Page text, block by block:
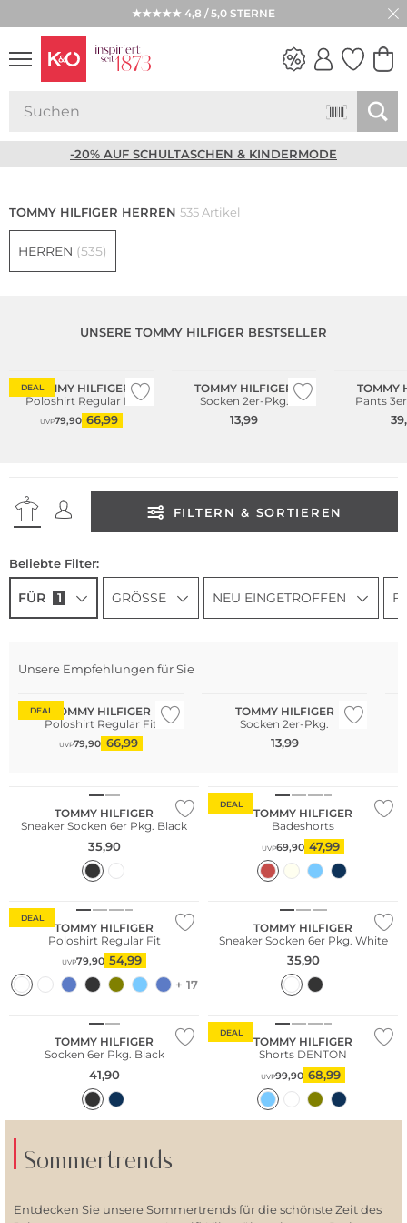
★★★★★ 4,8 / 5,0 STERNE
-20% AUF SCHULTASCHEN & KINDERMODE
TOMMY HILFIGER HERREN 535 Artikel
HERREN (535)
UNSERE TOMMY HILFIGER BESTSELLER
DEALTOMMY HILFIGER
Poloshirt Regular Fit
UVP79,90 66,99
Multi Pack
TOMMY HILFIGER
Socken 2er-Pkg.
13,99
TOMMY
Pants
FILTERN & SORTIEREN
Beliebte Filter:
FÜR 1 GRÖSSE NEU EINGETROFFEN
Unsere Empfehlungen für Sie
DEAL
Große Größen
TOMMY HILFIGER
Poloshirt Regular Fit
UVP79,90 66,99
TOMMY HILFIGER
Socken 2er-Pkg.
13,99
TOMMY HILFIGER
Sneaker Socken 6er Pkg. Black
35,90
DEAL
TOMMY HILFIGER
Badeshorts
UVP69,90 47,99
DEAL
TOMMY HILFIGER
Poloshirt Regular Fit
UVP79,90 54,99
+ 17
TOMMY HILFIGER
Sneaker Socken 6er Pkg. White
35,90
Multi Pack
TOMMY HILFIGER
Socken 6er Pkg. Black
41,90
DEAL
TOMMY HILFIGER
Shorts DENTON
UVP99,90 68,99
Sommertrends
Entdecken Sie unsere Sommertrends für die schönste Zeit des